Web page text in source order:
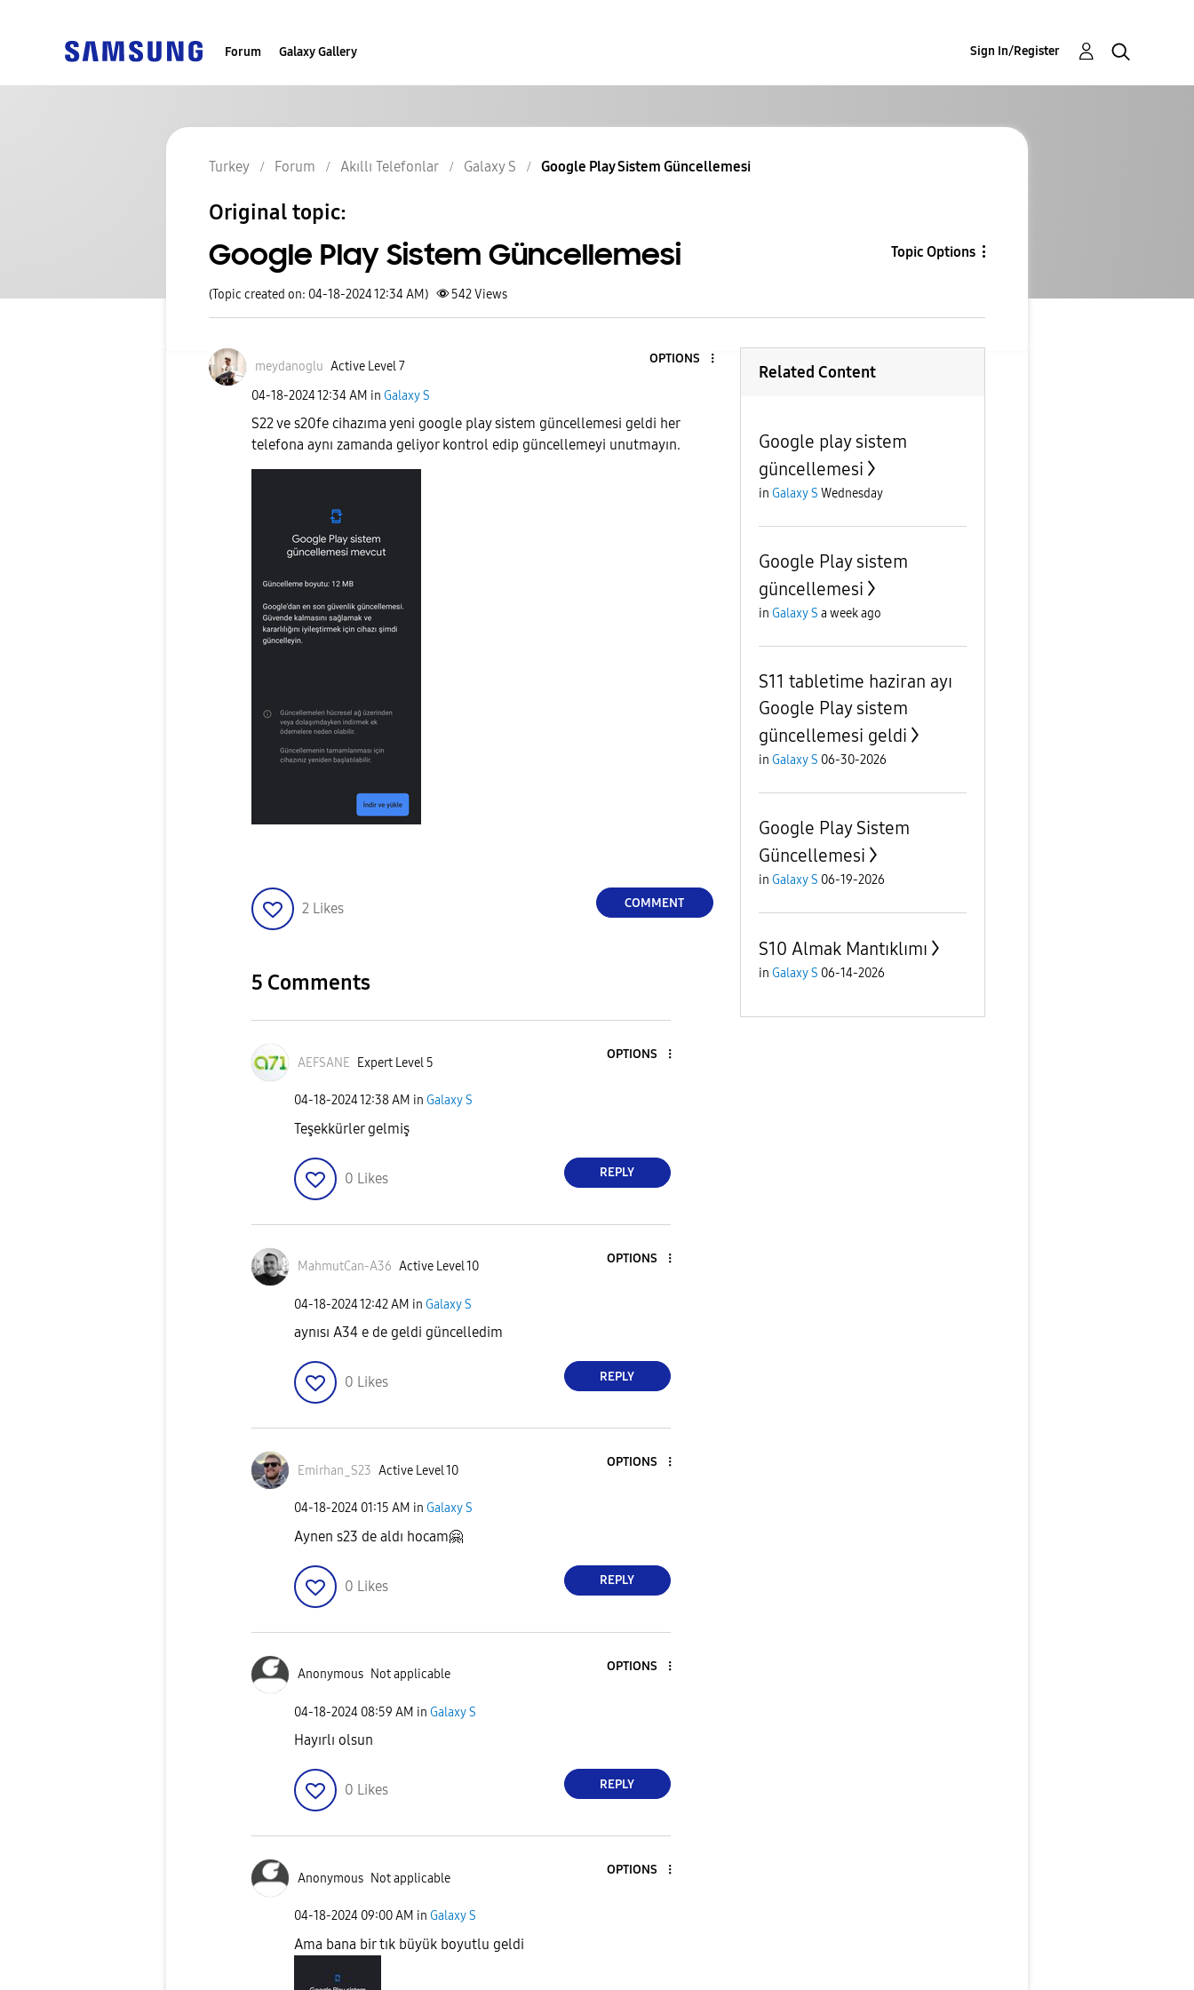
Forum Galaxy Gallery Sign In/Register
Turkey Forum Akıllı Telefonlar Galaxy S Google Play Sistem Güncellemesi
Original topic:
Google Play Sistem Güncellemesi Topic Options
(Topic created on: 04-18-2024 12:34 AM) 542Views
meydanoglu Active Level 7
OPTIONS
‎04-18-202412:34 AM in Galaxy S
S22 ve s20fe cihazıma yeni google play sistem güncellemesi geldi her
telefona aynı zamanda geliyor kontrol edip güncellemeyi unutmayın.
2 Likes COMMENT
5 Comments
AEFSANE Expert Level 5
OPTIONS
‎04-18-202412:38 AM in Galaxy S
Teşekkürler gelmiş
0 Likes REPLY
MahmutCan-A36 Active Level 10
OPTIONS
‎04-18-202412:42 AM in Galaxy S
aynısı A34 e de geldi güncelledim
0 Likes REPLY
Emirhan_S23 Active Level 10
OPTIONS
‎04-18-2024 01:15 AM in Galaxy S
Aynen s23 de aldı hocam🤗
0 Likes REPLY
Anonymous Not applicable
OPTIONS
‎04-18-2024 08:59 AM in Galaxy S
Hayırlı olsun
0 Likes REPLY
Anonymous Not applicable
OPTIONS
‎04-18-2024 09:00 AM in Galaxy S
Ama bana bir tık büyük boyutlu geldi
Related Content
Google play sistem
güncellemesi
in Galaxy S Wednesday
Google Play sistem
güncellemesi
in Galaxy S a week ago
S11 tabletime haziran ayı
Google Play sistem
güncellemesi geldi
in Galaxy S 06-30-2026
Google Play Sistem
Güncellemesi
in Galaxy S 06-19-2026
S10 Almak Mantıklımı
in Galaxy S 06-14-2026